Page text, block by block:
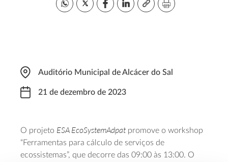
Auditório Municipal de Alcácer do Sal
21 de dezembro de 2023
O projeto ESA EcoSystemAdpatpromove o workshop
“Ferramentas para cálculo de serviços de
ecossistemas”, que decorre das 09:00 às 13:00. O